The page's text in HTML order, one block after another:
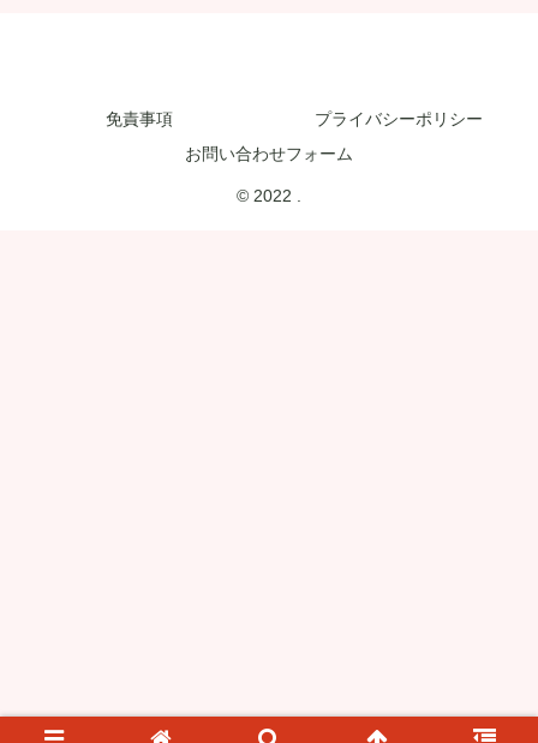
免責事項
プライバシーポリシー
お問い合わせフォーム
© 2022 .